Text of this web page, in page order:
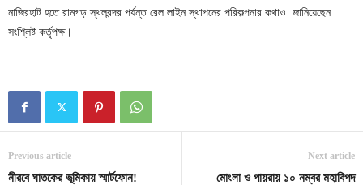
নাজিরহাট হতে রামগড় স্থলবন্দর পর্যন্ত রেল লাইন স্থাপনের পরিকল্পনার কথাও জানিয়েছেন
সংশ্লিষ্ট কর্তৃপক্ষ।
Previous article
নীরবে ঘাতকের ভূমিকায় স্মার্টফোন!
Next article
মোংলা ও পায়রায় ১০ নম্বর মহাবিপদ